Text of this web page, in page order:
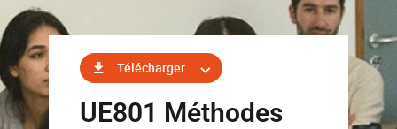
Télécharger
UE801 Méthodes